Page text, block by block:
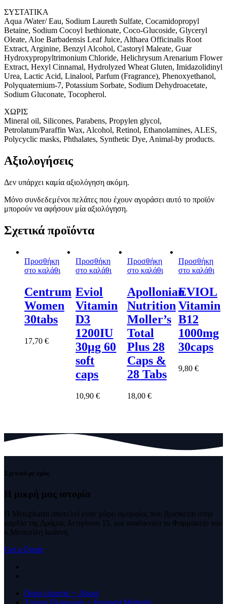
ΣΥΣΤΑΤΙΚΑ
Aqua /Water/ Eau, Sodium Laureth Sulfate, Cocamidopropyl
Betaine, Sodium Cocoyl Isethionate, Coco-Glucoside, Glyceryl
Oleate, Aloe Barbadensis Leaf Juice, Althaea Officinalis Root
Extract, Arginine, Benzyl Alcohol, Castoryl Maleate, Guar
Hydroxypropyltrimonium Chloride, Helichrysum Arenarium Flower
Extract, Hexyl Cinnamal, Hydrolyzed Wheat Gluten, Imidazolidinyl
Urea, Lactic Acid, Linalool, Parfum (Fragrance), Phenoxyethanol,
Polyquaternium-7, Potassium Sorbate, Sodium Dehydroacetate,
Sodium Gluconate, Tocopherol.
ΧΩΡΙΣ
Mineral oil, Silicones, Parabens, Propylen glycol,
Petrolatum/Paraffin Wax, Alcohol, Retinol, Ethanolamines, ALES,
Polycyclic masks, Phthalates, Synthetic Dye, Animal-by products.
Αξιολογήσεις
Δεν υπάρχει καμία αξιολόγηση ακόμη.
Μόνο συνδεδεμένοι πελάτες που έχουν αγοράσει αυτό το προϊόν
μπορούν να αφήσουν μία αξιολόγηση.
Σχετικά προϊόντα
Προσθήκη
στο καλάθι
Centrum
Women
30tabs
17,70 €
Προσθήκη
στο καλάθι
Eviol
Vitamin
D3
1200IU
30μg 60
soft
caps
10,90€
Προσθήκη
στο καλάθι
Apollonian
Nutrition
Moller’s
Total
Plus 28
Caps &
28 Tabs
18,00 €
Προσθήκη
στο καλάθι
EVIOL
Vitamin
B12
1000mg
30caps
9,80 €
Σχετικά με εμάς
Η μικρή μας ιστορία
Η Menipharm αποτελεί εναν χώρο ομορφίας που βρίσκεται στην
καρδία της Δράμας Αντιγόνου 15, και αναδικνύει το Φαρμακείο του
κ.Μενεσίδη Ιωάννη
Get a Quote
Ποιοί είμαστε ~ About
Τρόποι Πληρωμής ~ Payment Methods